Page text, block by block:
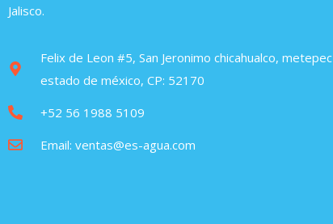
Jalisco.
Felix de Leon #5, San Jeronimo chicahualco, metepec
estado de méxico, CP: 52170
+52 56 1988 5109
Email: ventas@es-agua.com